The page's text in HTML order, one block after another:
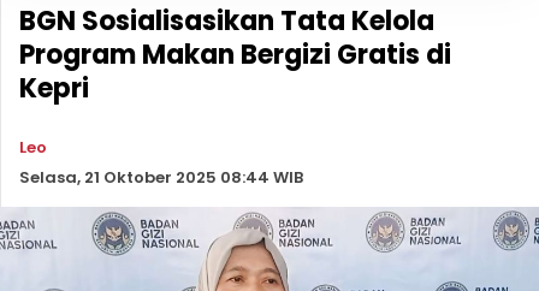
BGN Sosialisasikan Tata Kelola
Program Makan Bergizi Gratis di
Kepri
Leo
Selasa, 21 Oktober 2025 08:44 WIB